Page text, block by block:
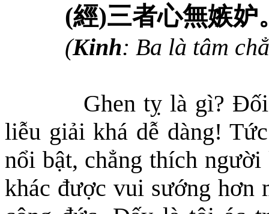
(經)三者心無嫉妒
(Kinh: Ba là tâm
Ghen tỵ là gì?
liễu giải khá dễ dàng!
nổi bật, chẳng thích
khác được vui sướng hơn